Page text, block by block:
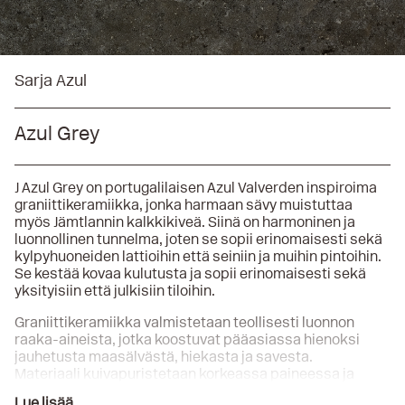
Sarja Azul
Azul Grey
J Azul Grey on portugalilaisen Azul Valverden inspiroima
graniittikeramiikka, jonka harmaan sävy muistuttaa
myös Jämtlannin kalkkikiveä. Siinä on harmoninen ja
luonnollinen tunnelma, joten se sopii erinomaisesti sekä
kylpyhuoneiden lattioihin että seiniin ja muihin pintoihin.
Se kestää kovaa kulutusta ja sopii erinomaisesti sekä
yksityisiin että julkisiin tiloihin.
Graniittikeramiikka valmistetaan teollisesti luonnon
raaka-aineista, jotka koostuvat pääasiassa hienoksi
jauhetusta maasälvästä, hiekasta ja savesta.
Materiaali kuivapuristetaan korkeassa paineessa ja